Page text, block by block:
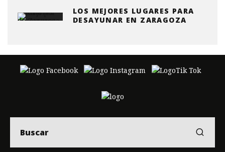
LOS MEJORES LUGARES PARA
DESAYUNAR EN ZARAGOZA